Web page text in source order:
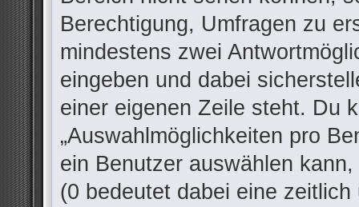
Berechtigung, Umfragen zu
mindestens zwei
eingeben und dabei
einer eigenen Zeile steht. Du
„Auswahlmöglichkeiten pro
ein Benutzer auswählen
(0 bedeutet dabei eine